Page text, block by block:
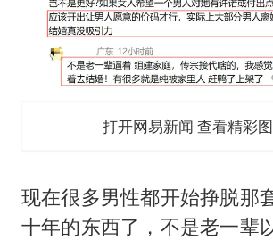
打开网易新闻 查看精彩
现在很多男性都开始挣脱那
十年的东西了，不是老一辈